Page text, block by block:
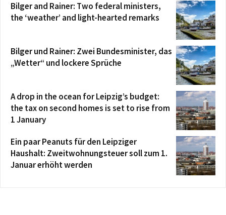
Bilger and Rainer: Two federal ministers,
the ‘weather’ and light-hearted remarks
Bilger und Rainer: Zwei Bundesminister, das
„Wetter“ und lockere Sprüche
A drop in the ocean for Leipzig’s budget:
the tax on second homes is set to rise from
1 January
Ein paar Peanuts für den Leipziger
Haushalt: Zweitwohnungsteuer soll zum 1.
Januar erhöht werden